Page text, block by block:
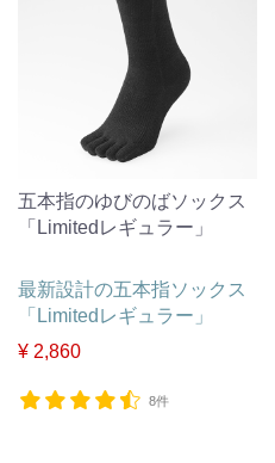
五本指のゆびのばソックス
「Limitedレギュラー」
最新設計の五本指ソックス
「Limitedレギュラー」
¥ 2,860
8件